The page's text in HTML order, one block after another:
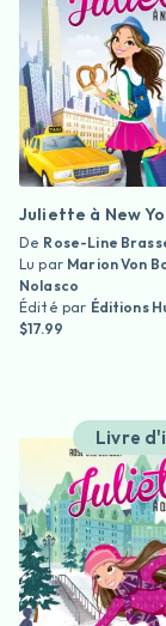
Juliette à New
De Rose-Line
Lu par Marion Von
Nolasco
Édité par Éditions
$17.99
Livre